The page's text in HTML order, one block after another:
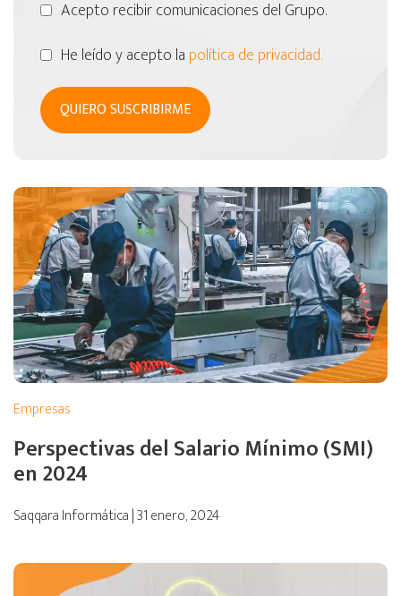
Acepto recibir comunicaciones del Grupo.
He leído y acepto la política de privacidad.
Empresas
Perspectivas del Salario Mínimo (SMI)
en 2024
Saqqara Informática | 31 enero, 2024